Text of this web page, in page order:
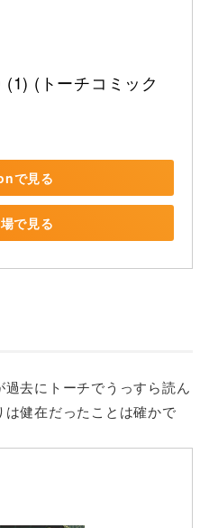
(トーチコミック
で見る
で見る
去にトーチでうっすら読ん
健在だったことは確かで